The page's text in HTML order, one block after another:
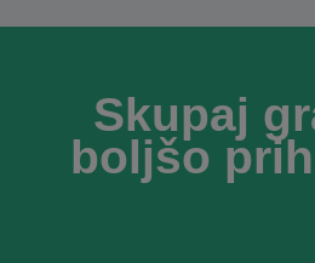
Skupaj
boljšo